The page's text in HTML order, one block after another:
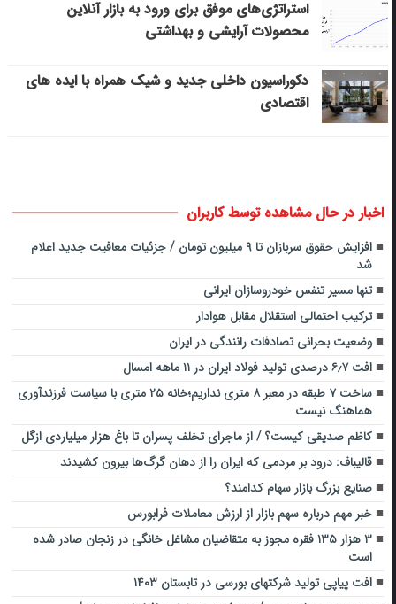
استراتژی‌های موفق برای ورود به بازار آنلاین
محصولات آرایشی و بهداشتی
دکوراسیون داخلی جدید و شیک همراه با ایده های
اقتصادی
اخبار در حال مشاهده توسط کاربران
افزایش حقوق سربازان تا ۹ میلیون تومان / جزئیات معافیت جدید اعلام
شد
تنها مسیر تنفس خودروسازان ایرانی
ترکیب احتمالی استقلال مقابل هوادار
وضعیت بحرانی تصادفات رانندگی در ایران
افت ۶٫۷ درصدی تولید فولاد ایران در ۱۱ ماهه امسال
ساخت ۷ طبقه در معبر ۸ متری نداریم؛خانه ۲۵ متری با سیاست فرزندآوری
هماهنگ نیست
کاظم صدیقی کیست؟ / از ماجرای تخلف پسران تا باغ هزار میلیاردی ازگل
قالیباف: درود بر مردمی که ایران را از دهان گرگ‌ها بیرون کشیدند
صنایع بزرگ بازار سهام کدامند؟
خبر مهم درباره سهم بازار از ارزش معاملات فرابورس
۳ هزار ۱۳۵ فقره مجوز به متقاضیان مشاغل خانگی در زنجان صادر شده
است
افت پیاپی تولید شرکتهای بورسی در تابستان ۱۴۰۳